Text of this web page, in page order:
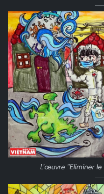
L'œuvre "Eliminer le